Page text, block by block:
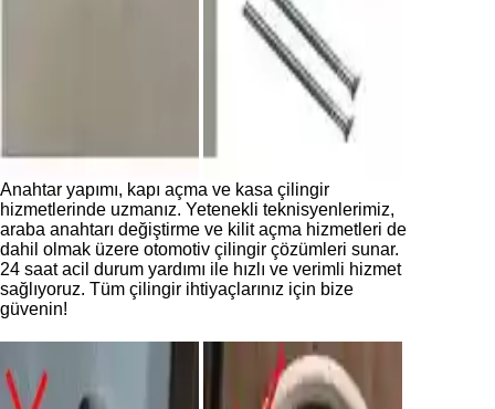
Anahtar yapımı, kapı açma ve kasa çilingir
hizmetlerinde uzmanız. Yetenekli teknisyenlerimiz,
araba anahtarı değiştirme ve kilit açma hizmetleri de
dahil olmak üzere otomotiv çilingir çözümleri sunar.
24 saat acil durum yardımı ile hızlı ve verimli hizmet
sağlıyoruz. Tüm çilingir ihtiyaçlarınız için bize
güvenin!